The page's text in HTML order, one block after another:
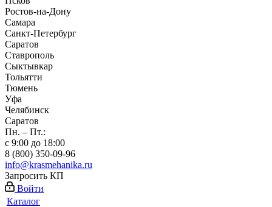
Ростов-на-Дону
Самара
Санкт-Петербург
Саратов
Ставрополь
Сыктывкар
Тольятти
Тюмень
Уфа
Челябинск
Саратов
Пн. – Пт.:
с 9:00 до 18:00
8 (800) 350-09-96
info@krasmehanika.ru
Запросить КП
Войти
Каталог